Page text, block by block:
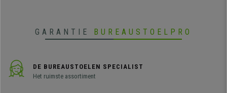
opbergen en beschermen.
GARANTIE BUREAUSTOELPRO
DE BUREAUSTOELEN SPECIALIST
Het ruimste assortiment